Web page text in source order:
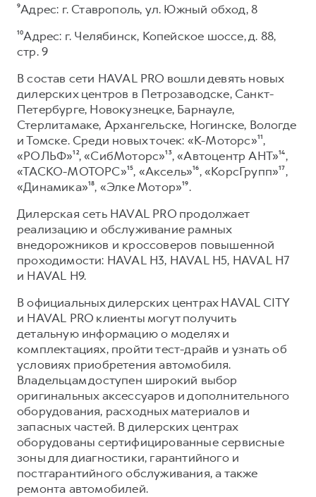
⁹Адрес: г. Ставрополь, ул. Южный обход, 8
¹⁰Адрес: г. Челябинск, Копейское шоссе, д. 88,
стр. 9
В состав сети HAVAL PRO вошли девять новых
дилерских центров в Петрозаводске, Санкт-
Петербурге, Новокузнецке, Барнауле,
Стерлитамаке, Архангельске, Ногинске, Вологде
и Томске. Среди новых точек: «К-Моторс»¹¹,
«РОЛЬФ»¹², «СибМоторс»¹³, «Автоцентр АНТ»¹⁴,
«ТАСКО-МОТОРС»¹⁵, «Аксель»¹⁶, «КорсГрупп»¹⁷,
«Динамика»¹⁸, «Элке Мотор»¹⁹.
Дилерская сеть HAVAL PRO продолжает
реализацию и обслуживание рамных
внедорожников и кроссоверов повышенной
проходимости: HAVAL H3, HAVAL H5, HAVAL H7
и HAVAL H9.
В официальных дилерских центрах HAVAL CITY
и HAVAL PRO клиенты могут получить
детальную информацию о моделях и
комплектациях, пройти тест-драйв и узнать об
условиях приобретения автомобиля.
Владельцам доступен широкий выбор
оригинальных аксессуаров и дополнительного
оборудования, расходных материалов и
запасных частей. В дилерских центрах
оборудованы сертифицированные сервисные
зоны для диагностики, гарантийного и
постгарантийного обслуживания, а также
ремонта автомобилей.